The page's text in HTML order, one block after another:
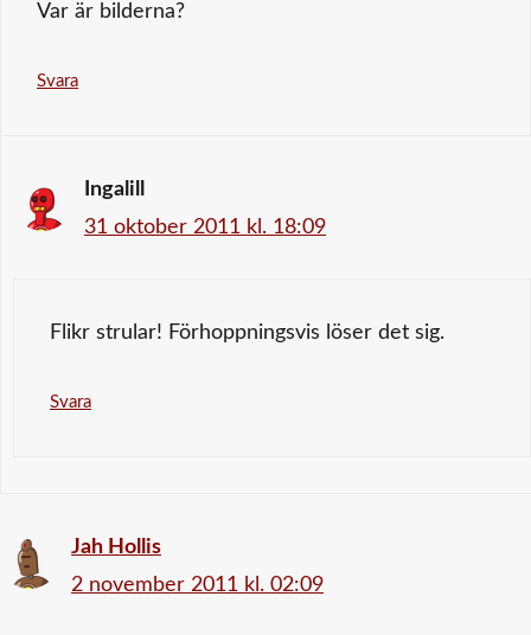
Var är bilderna?
Svara
Ingalill
31 oktober 2011 kl. 18:09
Flikr strular! Förhoppningsvis löser det sig.
Svara
Jah Hollis
2 november 2011 kl. 02:09